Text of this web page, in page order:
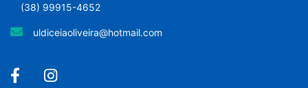
(38) 99915-4652
uldiceiaoliveira@hotmail.com